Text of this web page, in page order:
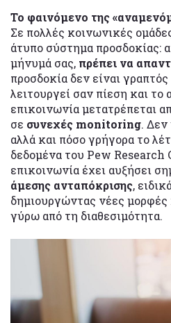
Το φαινόμενο της
Σε πολλές κοινωνικές
άτυπο σύστημα προσδοκίας:
μήνυμά σας, πρέπει να
προσδοκία δεν είναι
λειτουργεί σαν πίεση και το
επικοινωνία μετατρέπεται
σε συνεχές monitoring. Δεν
αλλά και πόσο γρήγορα το
δεδομένα του Pew Research
επικοινωνία έχει αυξήσει
άμεσης ανταπόκρισης,
δημιουργώντας νέες
γύρω από τη διαθεσιμότητα.